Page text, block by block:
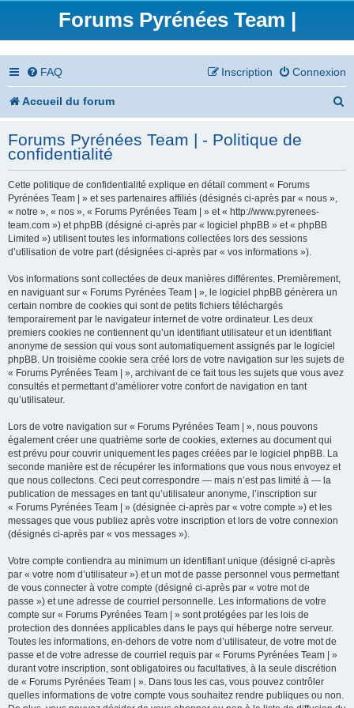
Forums Pyrénées Team |
FAQ Connexion
Inscription
Accueil du forum
h
Forums Pyrénées Team | - Politique de
confidentialité
Cette politique de confidentialité explique en détail comment « Forums
Pyrénées Team | » et ses partenaires affiliés (désignés ci-après par « nous »,
« notre », « nos », « Forums Pyrénées Team | » et « http://www.pyrenees-
team.com ») et phpBB (désigné ci-après par « logiciel phpBB » et « phpBB
Limited ») utilisent toutes les informations collectées lors des sessions
d’utilisation de votre part (désignées ci-après par « vos informations »).
Vos informations sont collectées de deux manières différentes. Premièrement,
en naviguant sur « Forums Pyrénées Team | », le logiciel phpBB génèrera un
certain nombre de cookies qui sont de petits fichiers téléchargés
temporairement par le navigateur internet de votre ordinateur. Les deux
premiers cookies ne contiennent qu’un identifiant utilisateur et un identifiant
anonyme de session qui vous sont automatiquement assignés par le logiciel
phpBB. Un troisième cookie sera créé lors de votre navigation sur les sujets de
« Forums Pyrénées Team | », archivant de ce fait tous les sujets que vous avez
consultés et permettant d’améliorer votre confort de navigation en tant
qu’utilisateur.
Lors de votre navigation sur « Forums Pyrénées Team | », nous pouvons
également créer une quatrième sorte de cookies, externes au document qui
est prévu pour couvrir uniquement les pages créées par le logiciel phpBB. La
seconde manière est de récupérer les informations que vous nous envoyez et
que nous collectons. Ceci peut correspondre — mais n’est pas limité à — la
publication de messages en tant qu’utilisateur anonyme, l’inscription sur
« Forums Pyrénées Team | » (désignée ci-après par « votre compte ») et les
messages que vous publiez après votre inscription et lors de votre connexion
(désignés ci-après par « vos messages »).
Votre compte contiendra au minimum un identifiant unique (désigné ci-après
par « votre nom d’utilisateur ») et un mot de passe personnel vous permettant
de vous connecter à votre compte (désigné ci-après par « votre mot de
passe ») et une adresse de courriel personnelle. Les informations de votre
compte sur « Forums Pyrénées Team | » sont protégées par les lois de
protection des données applicables dans le pays qui héberge notre serveur.
Toutes les informations, en-dehors de votre nom d’utilisateur, de votre mot de
passe et de votre adresse de courriel requis par « Forums Pyrénées Team | »
durant votre inscription, sont obligatoires ou facultatives, à la seule discrétion
de « Forums Pyrénées Team | ». Dans tous les cas, vous pouvez contrôler
quelles informations de votre compte vous souhaitez rendre publiques ou non.